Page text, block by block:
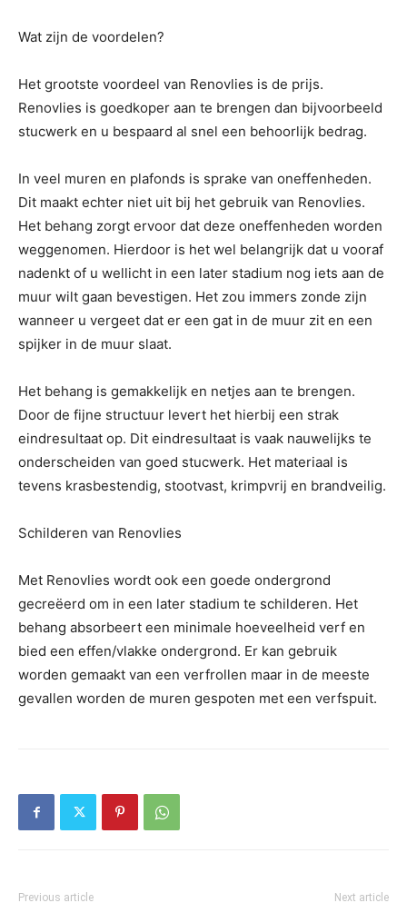
Wat zijn de voordelen?
Het grootste voordeel van Renovlies is de prijs.
Renovlies is goedkoper aan te brengen dan bijvoorbeeld
stucwerk en u bespaard al snel een behoorlijk bedrag.
In veel muren en plafonds is sprake van oneffenheden.
Dit maakt echter niet uit bij het gebruik van Renovlies.
Het behang zorgt ervoor dat deze oneffenheden worden
weggenomen. Hierdoor is het wel belangrijk dat u vooraf
nadenkt of u wellicht in een later stadium nog iets aan de
muur wilt gaan bevestigen. Het zou immers zonde zijn
wanneer u vergeet dat er een gat in de muur zit en een
spijker in de muur slaat.
Het behang is gemakkelijk en netjes aan te brengen.
Door de fijne structuur levert het hierbij een strak
eindresultaat op. Dit eindresultaat is vaak nauwelijks te
onderscheiden van goed stucwerk. Het materiaal is
tevens krasbestendig, stootvast, krimpvrij en brandveilig.
Schilderen van Renovlies
Met Renovlies wordt ook een goede ondergrond
gecreëerd om in een later stadium te schilderen. Het
behang absorbeert een minimale hoeveelheid verf en
bied een effen/vlakke ondergrond. Er kan gebruik
worden gemaakt van een verfrollen maar in de meeste
gevallen worden de muren gespoten met een verfspuit.
Previous article Next article